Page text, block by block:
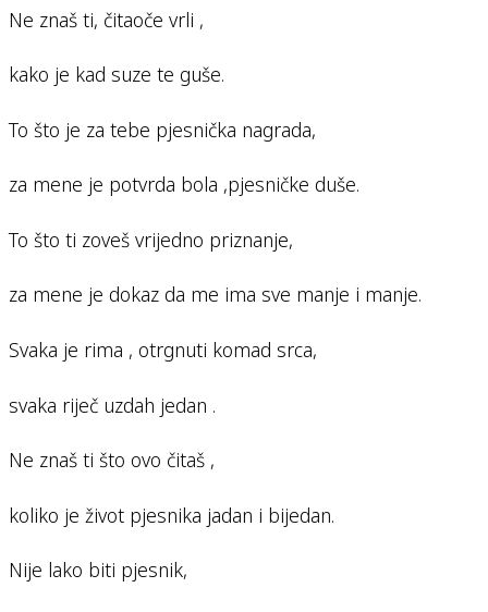
Ne znaš ti, čitaoče vrli ,
kako je kad suze te guše.
To što je za tebe pjesnička nagrada,
za mene je potvrda bola ,pjesničke duše.
To što ti zoveš vrijedno priznanje,
za mene je dokaz da me ima sve manje i manje.
Svaka je rima , otrgnuti komad srca,
svaka riječ uzdah jedan .
Ne znaš ti što ovo čitaš ,
koliko je život pjesnika jadan i bijedan.
Nije lako biti pjesnik,